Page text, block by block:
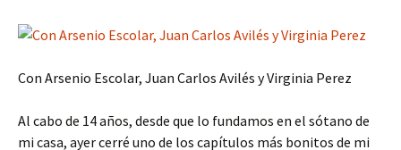
Con Arsenio Escolar, Juan Carlos Avilés y Virginia Perez
Al cabo de 14 años, desde que lo fundamos en el sótano de
mi casa, ayer cerré uno de los capítulos más bonitos de mi